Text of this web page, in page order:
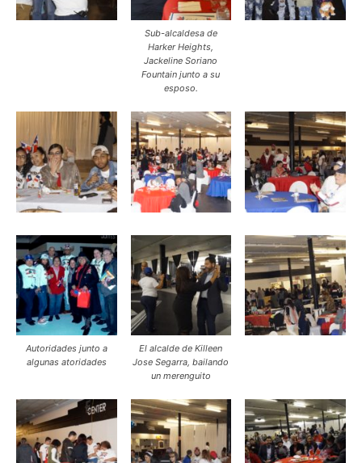
Sub-alcaldesa de
Harker Heights,
Jackeline Soriano
Fountain junto a su
esposo.
Autoridades junto a
algunas atoridades
El alcalde de Killeen
Jose Segarra, bailando
un merenguito